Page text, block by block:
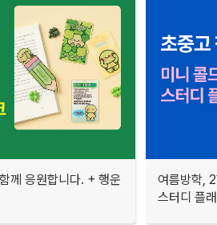
께 응원합니다. + 행운
여름방학,
스터디 플